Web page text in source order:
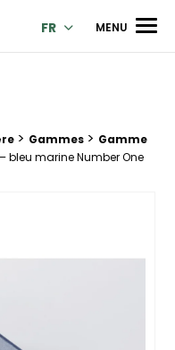
des créations
FR MENU
> Gammes > Gamme
bleu marine Number One